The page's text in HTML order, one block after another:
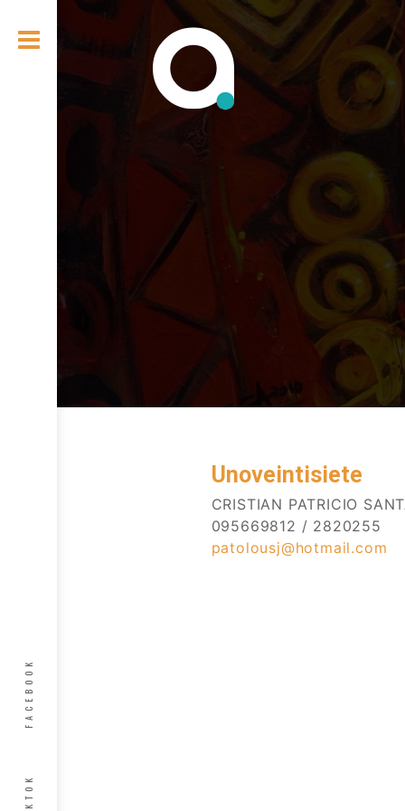
FACEBOOK
TIKTOK
Unoveintisiete
CRISTIAN PATRICIO
095669812 / 2820255
patolousj@hotmail.com